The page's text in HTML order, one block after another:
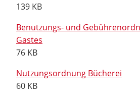
139 KB
Benutzungs- und
Gastes
76 KB
Nutzungsordnung Bücherei
60 KB